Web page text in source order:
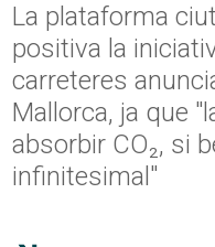
La plataforma
positiva la
carreteres
Mallorca, ja que
absorbir CO₂, si
infinitesimal"